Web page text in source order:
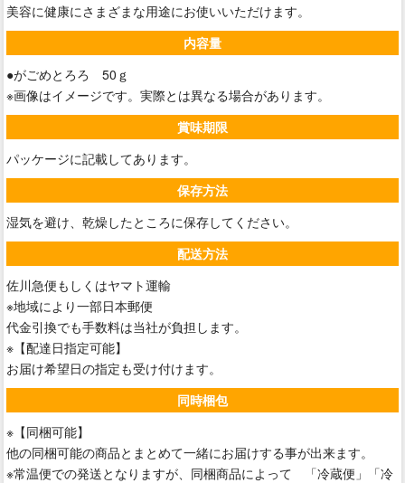
美容に健康にさまざまな用途にお使いいただけます。
内容量
●がごめとろろ 50ｇ
※画像はイメージです。実際とは異なる場合があります。
賞味期限
パッケージに記載してあります。
保存方法
湿気を避け、乾燥したところに保存してください。
配送方法
佐川急便もしくはヤマト運輸
※地域により一部日本郵便
代金引換でも手数料は当社が負担します。
※【配達日指定可能】
お届け希望日の指定も受け付けます。
同時梱包
※【同梱可能】
他の同梱可能の商品とまとめて一緒にお届けする事が出来ます。
※常温便での発送となりますが、同梱商品によって 「冷蔵便」「冷